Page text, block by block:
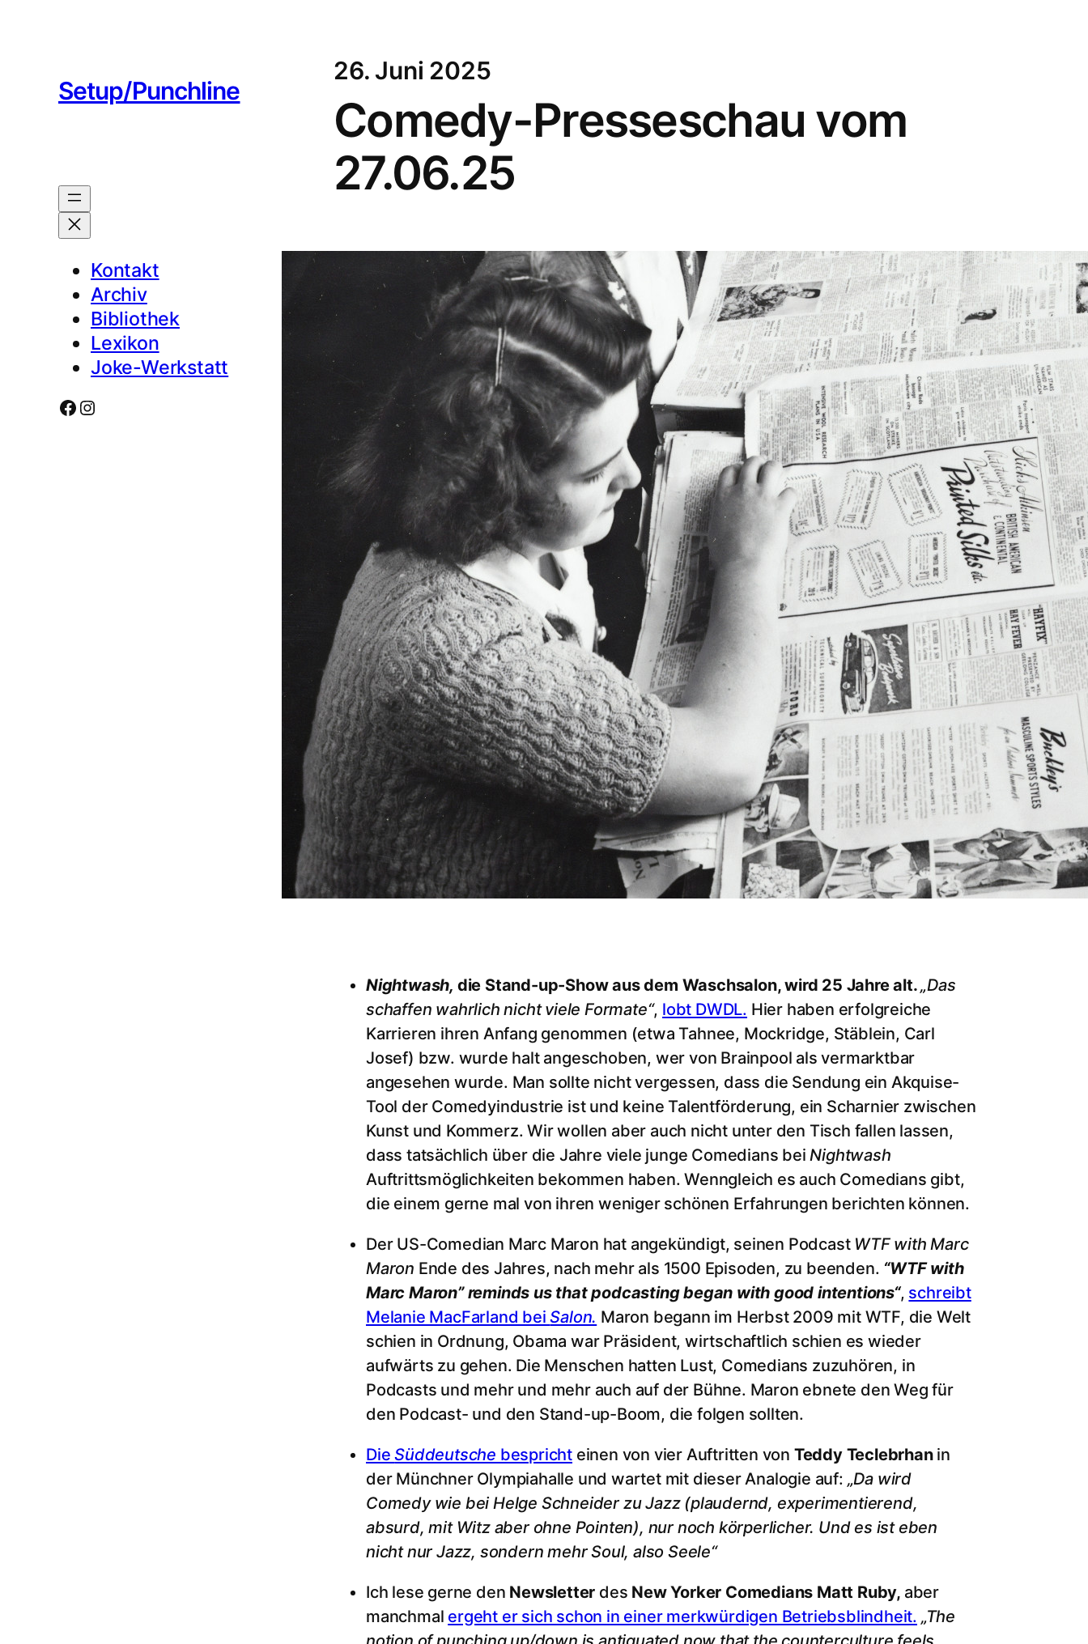
Setup/Punchline
Kontakt
Archiv
Bibliothek
Lexikon
Joke-Werkstatt
Facebook Instagram
26. Juni 2025
Comedy-Presseschau vom
27.06.25
Nightwash, die Stand-up-Show aus dem Waschsalon, wird 25 Jahre alt.„Das
schaffen wahrlich nicht viele Formate“, lobt DWDL. Hier haben erfolgreiche
Karrieren ihren Anfang genommen (etwa Tahnee, Mockridge, Stäblein, Carl
Josef) bzw. wurde halt angeschoben, wer von Brainpool als vermarktbar
angesehen wurde. Man sollte nicht vergessen, dass die Sendung ein Akquise-
Tool der Comedyindustrie ist und keine Talentförderung, ein Scharnier zwischen
Kunst und Kommerz. Wir wollen aber auch nicht unter den Tisch fallen lassen,
dass tatsächlich über die Jahre viele junge Comedians beiNightwash
Auftrittsmöglichkeiten bekommen haben. Wenngleich es auch Comedians gibt,
die einem gerne mal von ihren weniger schönen Erfahrungen berichten können.
Der US-Comedian Marc Maron hat angekündigt, seinen Podcast WTF with Marc
Maron Ende des Jahres, nach mehr als 1500 Episoden, zu beenden. “WTF with
Marc Maron” reminds us that podcasting began with good intentions“, schreibt
Melanie MacFarland beiSalon. Maron begann im Herbst 2009 mit WTF, die Welt
schien in Ordnung, Obama war Präsident, wirtschaftlich schien es wieder
aufwärts zu gehen. Die Menschen hatten Lust, Comedians zuzuhören, in
Podcasts und mehr und mehr auch auf der Bühne. Maron ebnete den Weg für
den Podcast- und den Stand-up-Boom, die folgen sollten.
DieSüddeutsche bespricht einen von vier Auftritten von Teddy Teclebrhan in
der Münchner Olympiahalle und wartet mit dieser Analogie auf: „Da wird
Comedy wie bei Helge Schneider zu Jazz (plaudernd, experimentierend,
absurd, mit Witz aber ohne Pointen), nur noch körperlicher. Und es ist eben
nicht nur Jazz, sondern mehr Soul, also Seele“
Ich lese gerne den Newsletter des New Yorker Comedians Matt Ruby, aber
manchmal ergeht er sich schon in einer merkwürdigen Betriebsblindheit. „The